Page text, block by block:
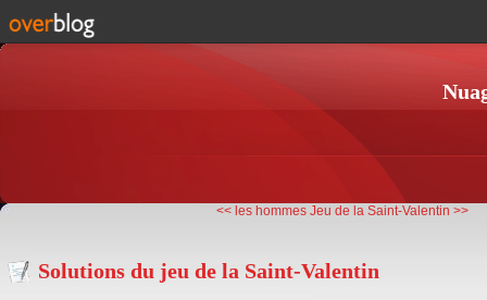
<< les hommes Jeu de la Saint-Valentin >>
Solutions du jeu de la Saint-Valentin